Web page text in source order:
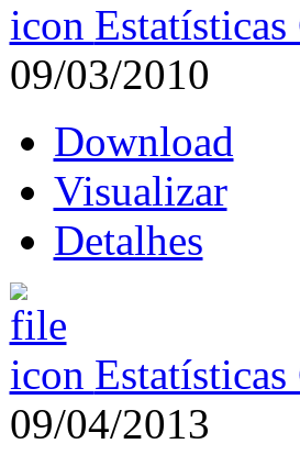
09/03/2010
Download
Visualizar
Detalhes
09/04/2013